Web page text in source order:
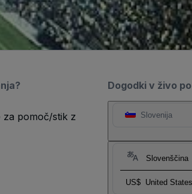
Dogodki v živo
Slovenija
Slovenščina
US$ United
za pomoč/stik z